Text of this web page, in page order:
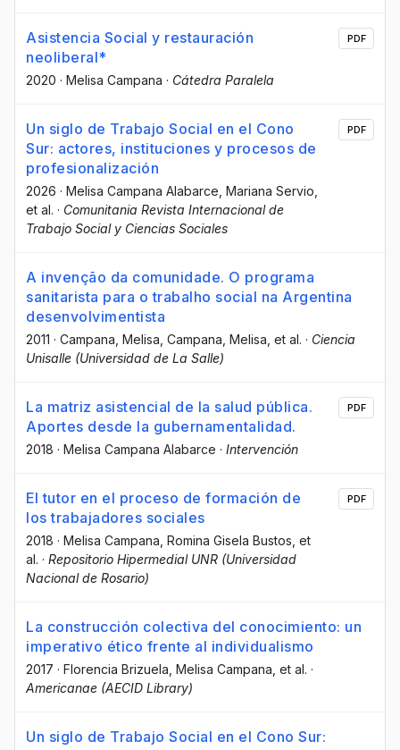
Asistencia Social y restauración
neoliberal*
2020 · Melisa Campana · Cátedra Paralela
PDF
Un siglo de Trabajo Social en el Cono
Sur: actores, instituciones y procesos de
profesionalización
2026 · Melisa Campana Alabarce , Mariana Servio
et al. · Comunitania Revista Internacional de
Trabajo Social y Ciencias Sociales
PDF
A invenção da comunidade. O programa
sanitarista para o trabalho social na Argentina
desenvolvimentista
2011 · Campana, Melisa , Campana, Melisa , et al. · Ciencia
Unisalle (Universidad de La Salle)
La matriz asistencial de la salud pública.
Aportes desde la gubernamentalidad.
2018 · Melisa Campana Alabarce · Intervención
PDF
El tutor en el proceso de formación de
los trabajadores sociales
2018 · Melisa Campana , Romina Gisela Bustos , et
al. · Repositorio Hipermedial UNR (Universidad
Nacional de Rosario)
PDF
La construcción colectiva del conocimiento: un
imperativo ético frente al individualismo
2017 · Florencia Brizuela , Melisa Campana , et al. ·
Americanae (AECID Library)
Un siglo de Trabajo Social en el Cono Sur: